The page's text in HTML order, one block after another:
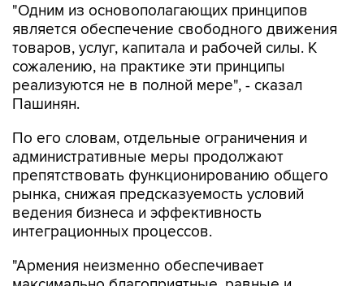
"Одним из основополагающих принципов
является обеспечение свободного движения
товаров, услуг, капитала и рабочей силы. К
сожалению, на практике эти принципы
реализуются не в полной мере", - сказал
Пашинян.
По его словам, отдельные ограничения и
административные меры продолжают
препятствовать функционированию общего
рынка, снижая предсказуемость условий
ведения бизнеса и эффективность
интеграционных процессов.
"Армения неизменно обеспечивает